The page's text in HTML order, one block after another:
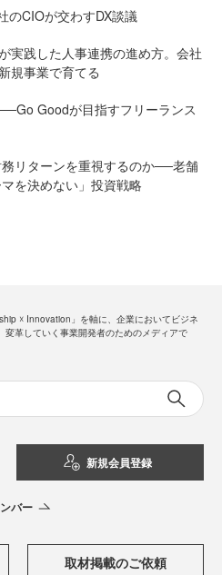
CIOが交わすDX談議
実践した人事連携の進め方。会社
規事業で育てる
Goodが目指すフリーランス
リターンを重視するのか──老舗
を決めない」投資戦略
☓ Innovation」を軸に、企業においてビジネ
変革していく事業開発者のためのメディアで
新規会員登録
バー
取材掲載のご依頼